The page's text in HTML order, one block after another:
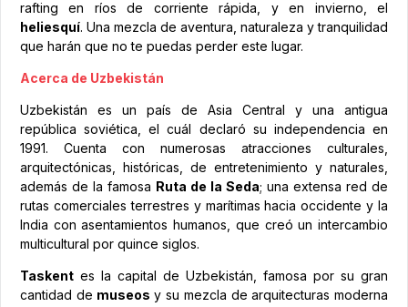
rafting en ríos de corriente rápida, y en invierno, el
heliesquí. Una mezcla de aventura, naturaleza y tranquilidad
que harán que no te puedas perder este lugar.
Acerca de Uzbekistán
Uzbekistán es un país de Asia Central y una antigua
república soviética, el cuál declaró su independencia en
1991. Cuenta con numerosas atracciones culturales,
arquitectónicas, históricas, de entretenimiento y naturales,
además de la famosa Ruta de la Seda; una extensa red de
rutas comerciales terrestres y marítimas hacia occidente y la
India con asentamientos humanos, que creó un intercambio
multicultural por quince siglos.
Taskent es la capital de Uzbekistán, famosa por su gran
cantidad de museos y su mezcla de arquitecturas moderna